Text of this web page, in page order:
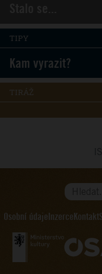
TIPY
Kam vyrazit?
TIRÁŽ
Hledat...
Osobní údajeInzerceKontakt